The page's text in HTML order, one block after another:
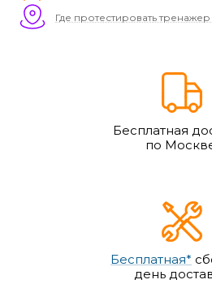
Где протестировать
Бесплатная
по
Бесплатная*
день